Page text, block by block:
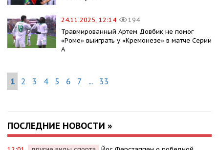
24.11.2025, 12:14
194
Травмированный Артем Довбик не помог
«Роме» выиграть у «Кремонезе» в матче Серии
А
1 2 3 4 5 6 7 ... 33
ПОСЛЕДНИЕ НОВОСТИ »